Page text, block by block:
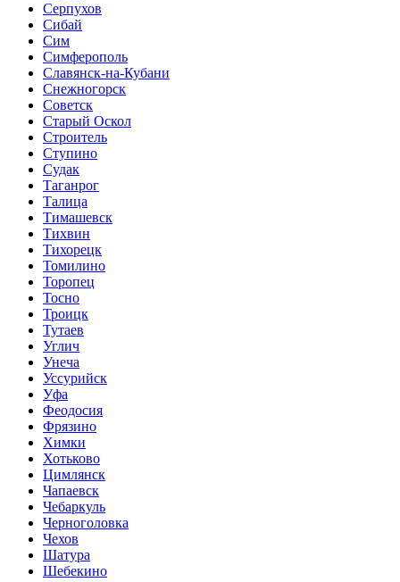
Серпухов
Сибай
Сим
Симферополь
Славянск-на-Кубани
Снежногорск
Советск
Старый Оскол
Строитель
Ступино
Судак
Таганрог
Талица
Тимашевск
Тихвин
Тихорецк
Томилино
Торопец
Тосно
Троицк
Тутаев
Углич
Унеча
Уссурийск
Уфа
Феодосия
Фрязино
Химки
Хотьково
Цимлянск
Чапаевск
Чебаркуль
Черноголовка
Чехов
Шатура
Шебекино